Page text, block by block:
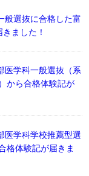
般選抜に合格した富
ました！
医学科一般選抜（系
から合格体験記が
医学科学校推薦型選
格体験記が届きま